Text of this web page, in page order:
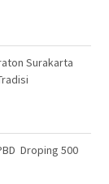
Surakarta
Droping 500